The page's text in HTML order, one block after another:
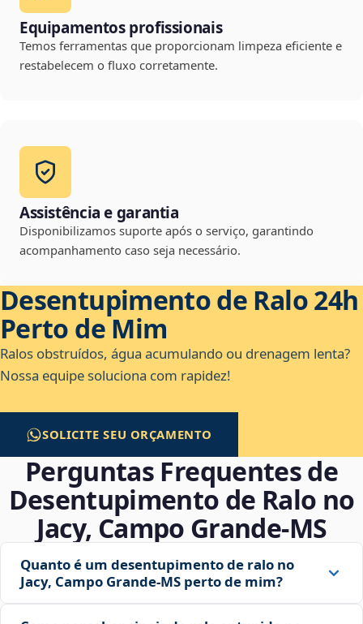
Equipamentos profissionais
Temos ferramentas que proporcionam limpeza eficiente e
restabelecem o fluxo corretamente.
Assistência e garantia
Disponibilizamos suporte após o serviço, garantindo
acompanhamento caso seja necessário.
Desentupimento de Ralo 24h
Perto de Mim
Ralos obstruídos, água acumulando ou drenagem lenta?
Nossa equipe soluciona com rapidez!
SOLICITE SEU ORÇAMENTO
Perguntas Frequentes de
Desentupimento de Ralo no
Jacy, Campo Grande‑MS
Quanto é um desentupimento de ralo no
Jacy, Campo Grande‑MS perto de mim?